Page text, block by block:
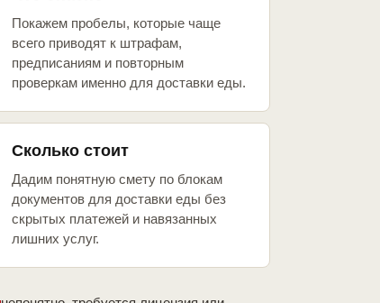
Покажем пробелы, которые чаще
всего приводят к штрафам,
предписаниям и повторным
проверкам именно для доставки еды.
Сколько стоит
Дадим понятную смету по блокам
документов для доставки еды без
скрытых платежей и навязанных
лишних услуг.